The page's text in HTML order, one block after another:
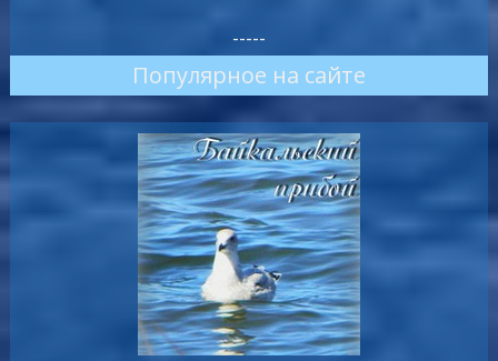
-----
Популярное на сайте